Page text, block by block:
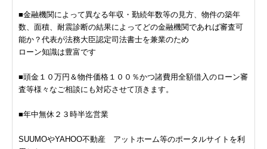
■金融機関によって異なる年収・勤続年数等の見方、物件の築年
数、面積、耐震診断の結果によってどの金融機関であれば審査可
能か？代表が法務大臣認定司法書士を兼業のため
ローン知識は豊富です
■頭金１０万円＆物件価格１００％かつ諸費用全額借入のローン審
査等様々なご相談にも対応させて頂きます。
■年中無休２３時半迄営業
SUUMOやYAHOO不動産 アットホーム等のポータルサイトを利